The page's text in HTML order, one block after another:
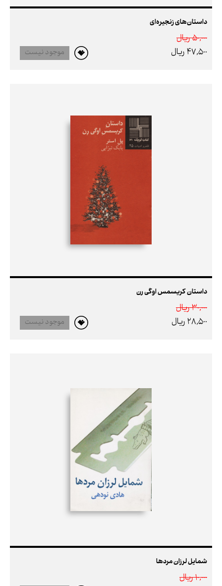
داستان‌های زنجیره‌ای
50,000 ريال
47,500 ريال
موجود نیست
داستان کریسمس اوگی رن
30,000 ريال
28,500 ريال
موجود نیست
شمایل لرزان مردها
10,000 ريال